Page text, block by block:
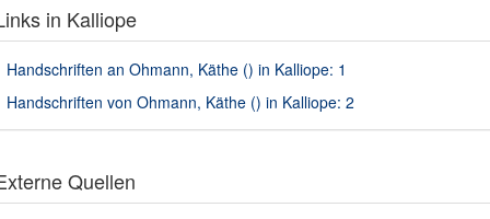
in Kalliope
Handschriften an Ohmann, Käthe () in Kalliope: 1
Handschriften von Ohmann, Käthe () in Kalliope: 2
Quellen